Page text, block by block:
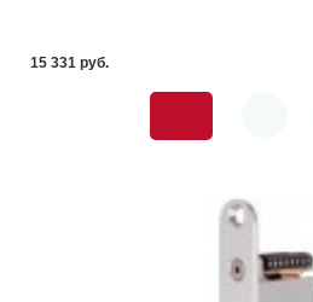
15 331 pуб.